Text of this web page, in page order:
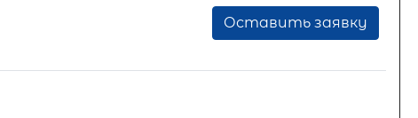
Оставить заявку